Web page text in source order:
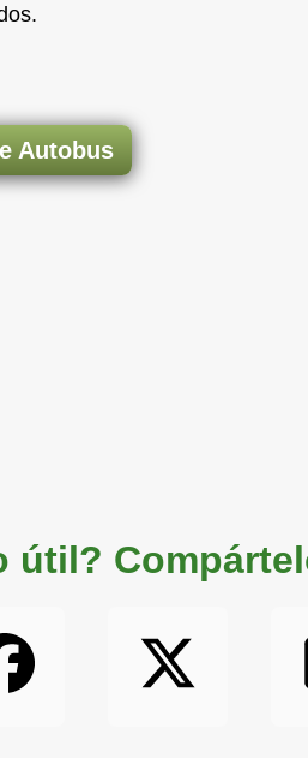
Autobus
útil?